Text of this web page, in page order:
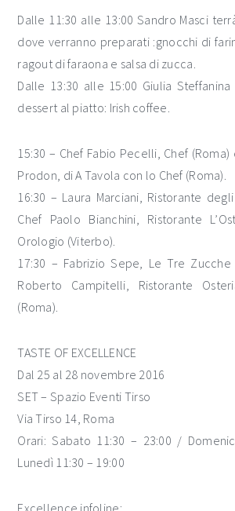
Dalle 11:30 alle 13:00 Sandro Masci
dove verranno preparati :gnocchi di
ragout di faraona e salsa di zucca.
Dalle 13:30 alle 15:00 Giulia
dessert al piatto: Irish coffee.
15:30 – Chef Fabio Pecelli, Chef
Prodon, di A Tavola con lo Chef (Roma).
16:30 – Laura Marciani, Ristorante
Chef Paolo Bianchini, Ristorante
Orologio (Viterbo).
17:30 – Fabrizio Sepe, Le Tre
Roberto Campitelli, Ristorante
(Roma).
TASTE OF EXCELLENCE
Dal 25 al 28 novembre 2016
SET – Spazio Eventi Tirso
Via Tirso 14, Roma
Orari: Sabato 11:30 – 23:00 /
Lunedì 11:30 – 19:00